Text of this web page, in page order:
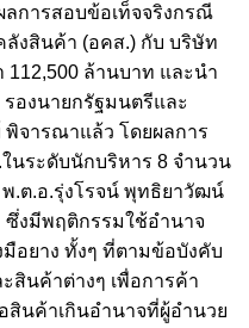
ลการสอบข้อเท็จจริงกรณี
ลังสินค้า (อคส.) กับ บริษัท
112,500 ล้านบาท และนำ
องนายกรัฐมนตรีและ
จารณาแล้ว โดยผลการ
นระดับนักบริหาร 8 จำนวน
.ต.อ.รุ่งโรจน์ พุทธิยาวัฒน์
งมีพฤติกรรมใช้อำนาจ
อยาง ทั้งๆ ที่ตามข้อบังคับ
สินค้าต่างๆ เพื่อการค้า
สินค้าเกินอำนาจที่ผู้อำนวย